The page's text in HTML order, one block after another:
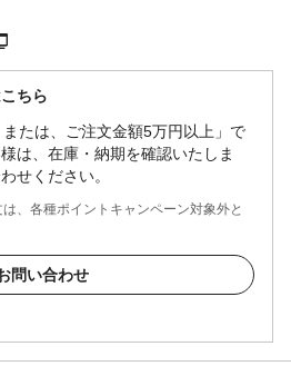
ちら
または、ご注文金額5万円以上」で
は、在庫・納期を確認いたしま
せください。
、各種ポイントキャンペーン対象外と
問い合わせ